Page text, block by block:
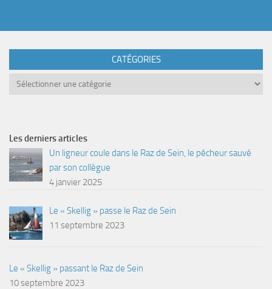
CATÉGORIES
Catégories
Les derniers articles
Un ligneur coule dans le Raz de Sein, le pêcheur sauvé
par son collègue
4 janvier 2025
Le « Skellig » passe le Raz de Sein
11 septembre 2023
Le « Skellig » passant le Raz de Sein
10 septembre 2023